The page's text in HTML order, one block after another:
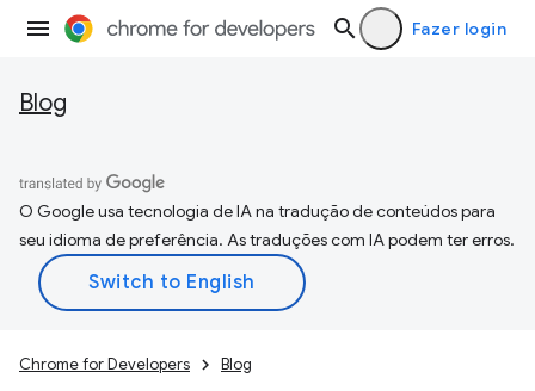
Fazer login
Blog
O Google usa tecnologia de IA na tradução de conteúdos para
seu idioma de preferência. As traduções com IA podem ter erros.
Chrome for Developers Blog